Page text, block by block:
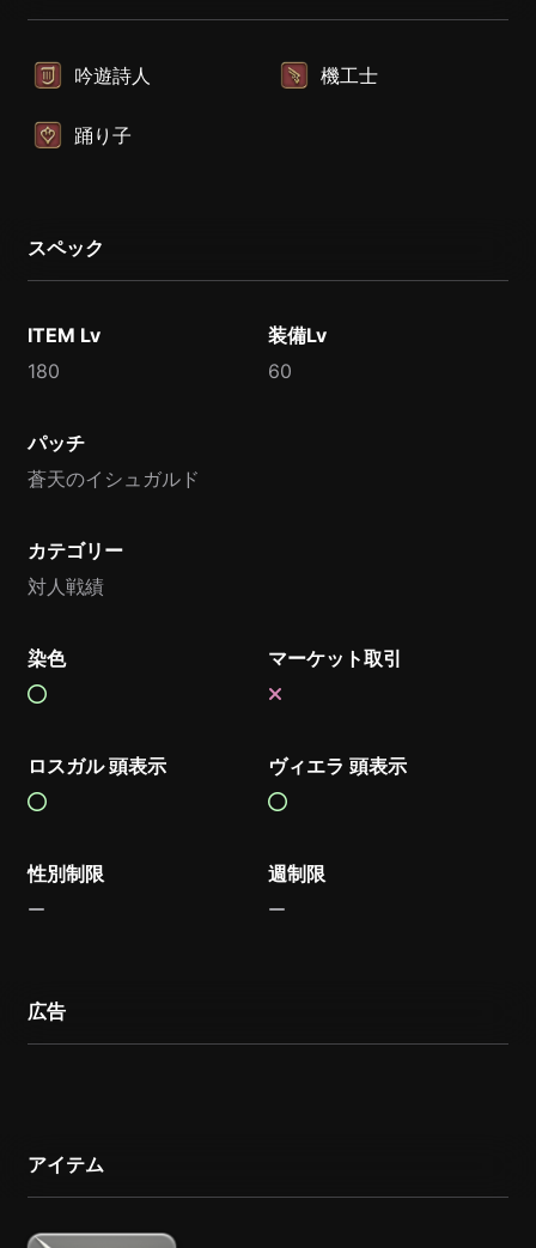
吟遊詩人 機工士
踊り子
スペック
ITEM Lv
180
装備Lv
60
パッチ
蒼天のイシュガルド
カテゴリー
対人戦績
染色 マーケット取引
ロスガル 頭表示 ヴィエラ 頭表示
性別制限 週制限
広告
アイテム